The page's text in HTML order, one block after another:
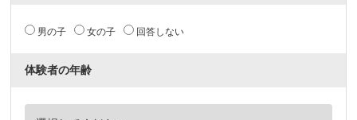
男の子 女の子 回答しない
体験者の年齢